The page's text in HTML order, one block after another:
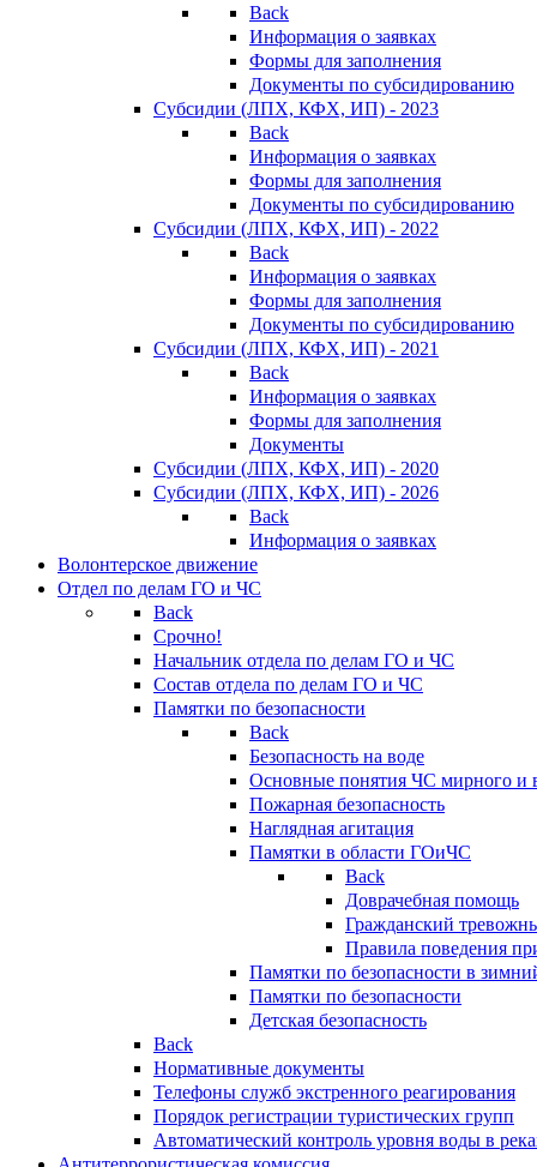
Back
Информация о заявках
Формы для заполнения
Документы по субсидированию
Субсидии (ЛПХ, КФХ, ИП) - 2023
Back
Информация о заявках
Формы для заполнения
Документы по субсидированию
Субсидии (ЛПХ, КФХ, ИП) - 2022
Back
Информация о заявках
Формы для заполнения
Документы по субсидированию
Субсидии (ЛПХ, КФХ, ИП) - 2021
Back
Информация о заявках
Формы для заполнения
Документы
Субсидии (ЛПХ, КФХ, ИП) - 2020
Субсидии (ЛПХ, КФХ, ИП) - 2026
Back
Информация о заявках
Волонтерское движение
Отдел по делам ГО и ЧС
Back
Срочно!
Начальник отдела по делам ГО и ЧС
Состав отдела по делам ГО и ЧС
Памятки по безопасности
Back
Безопасность на воде
Основные понятия ЧС мирного и
Пожарная безопасность
Наглядная агитация
Памятки в области ГОиЧС
Back
Доврачебная помощь
Гражданский
Правила поведения
Памятки по безопасности в
Памятки по безопасности
Детская безопасность
Back
Нормативные документы
Телефоны служб экстренного реагирования
Порядок регистрации туристических групп
Автоматический контроль уровня воды в